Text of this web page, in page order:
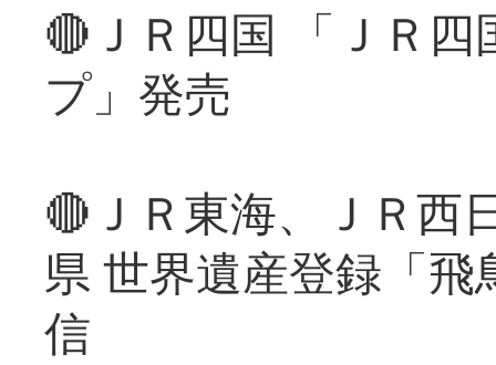
🔴ＪＲ四国 「ＪＲ
プ」発売
🔴ＪＲ東海、ＪＲ西
県 世界遺産登録「
信